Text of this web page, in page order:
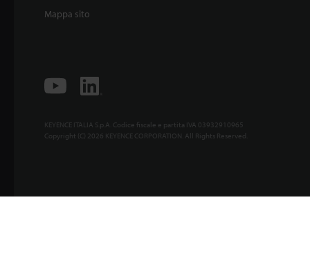
Mappa sito
KEYENCE ITALIA S.p.A. Codice fiscale e partita IVA 03932910965
Copyright (C) 2026 KEYENCE CORPORATION. All Rights Reserved.